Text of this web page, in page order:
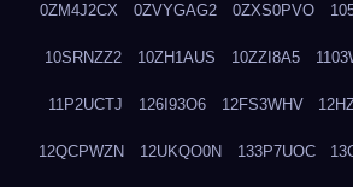
0ZM4J2CX 0ZVYGAG2 0ZXS0PVO
10SRNZZ2 10ZH1AUS 10ZZI8A5
11P2UCTJ 126I93O6 12FS3WHV
12QCPWZN 12UKQO0N 133P7UOC